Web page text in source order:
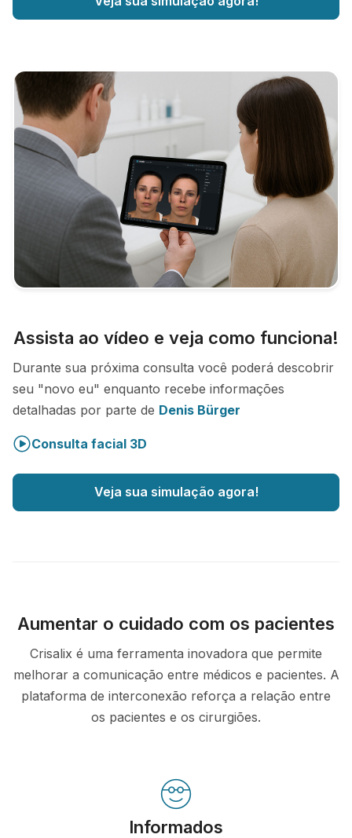
Assista ao vídeo e veja como funciona!
Durante sua próxima consulta você poderá descobrir
seu "novo eu" enquanto recebe informações
detalhadas por parte de Denis Bürger
Consulta facial 3D
Veja sua simulação agora!
Aumentar o cuidado com os pacientes
Crisalix é uma ferramenta inovadora que permite
melhorar a comunicação entre médicos e pacientes. A
plataforma de interconexão reforça a relação entre
os pacientes e os cirurgiões.
Informados